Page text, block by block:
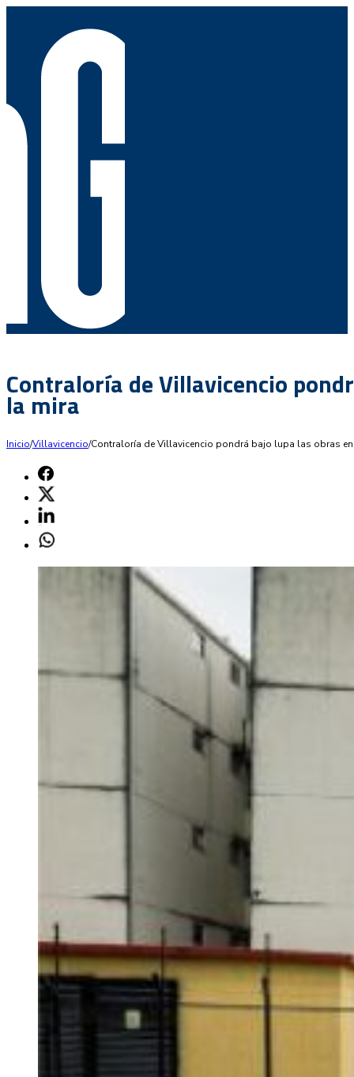
Contraloría de Villavicencio
la mira
Inicio/Villavicencio/Contraloría de Villavicencio pondrá bajo lupa las obras